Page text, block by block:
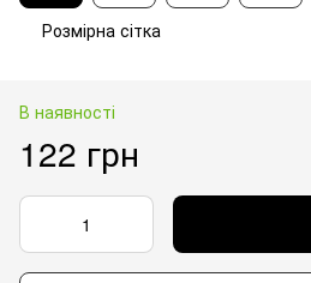
Розмірна сітка
В наявності
122 грн